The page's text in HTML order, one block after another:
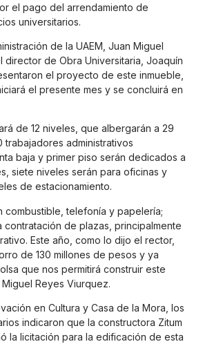
el pago del arrendamiento de
universitarios.
de la UAEM, Juan Miguel
director de Obra Universitaria, Joaquín
el proyecto de este inmueble,
el presente mes y se concluirá en
de 12 niveles, que albergarán a 29
administrativos
baja y primer piso serán dedicados a
siete niveles serán para oficinas y
de estacionamiento.
combustible, telefonía y papelería;
contratación de plazas, principalmente
Este año, como lo dijo el rector,
de 130 millones de pesos y ya
que nos permitirá construir este
Reyes Viurquez.
en Cultura y Casa de la Mora, los
indicaron que la constructora Zitum
la licitación para la edificación de esta